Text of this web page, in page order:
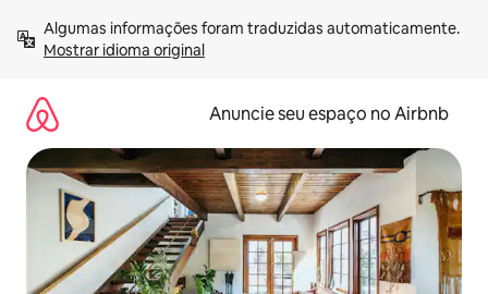
para
Mostrar idioma original
Anuncie seu espaço no Airbnb